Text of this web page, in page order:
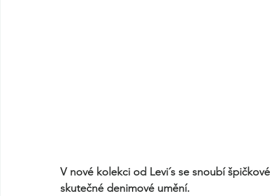
V nové kolekci od Levi´s se snoubí
skutečné denimové umění.